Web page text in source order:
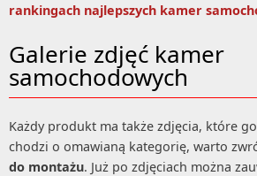
rankingach najlepszych kamer
Galerie zdjęć kamer
samochodowych
Każdy produkt ma także zdjęcia, które
chodzi o omawianą kategorię, warto
do montażu. Już po zdjęciach można